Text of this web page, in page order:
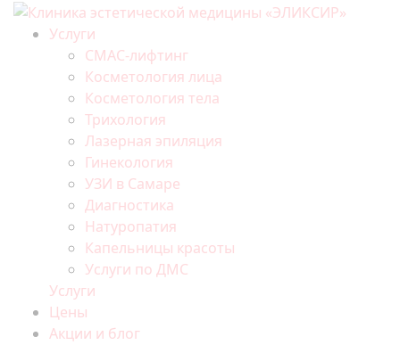
Услуги
СМАС-лифтинг
Косметология лица
Косметология тела
Трихология
Лазерная эпиляция
Гинекология
УЗИ в Самаре
Диагностика
Натуропатия
Капельницы красоты
Услуги по ДМС
Услуги
Цены
Акции и блог